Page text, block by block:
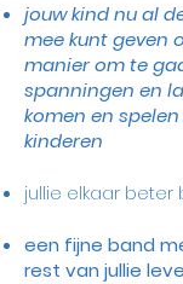
jouw kind nu al
mee kunt geven
manier om te
spanningen en
komen en
kinderen
jullie elkaar beter
een fijne band
rest van jullie